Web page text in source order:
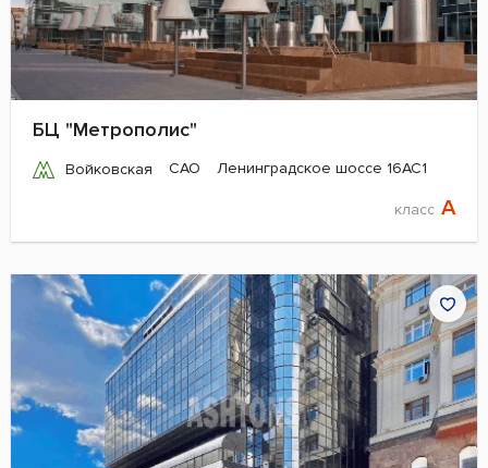
БЦ "Метрополис"
Войковская САО Ленинградское шоссе 16АС1
класс A